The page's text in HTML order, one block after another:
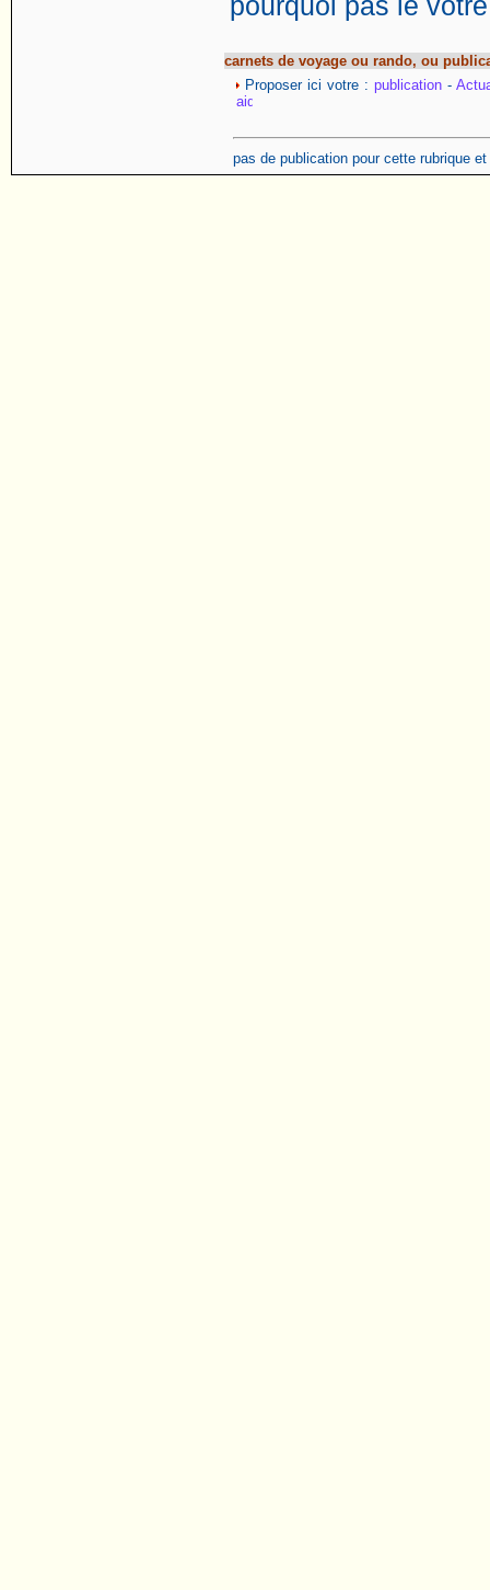
pourquoi pas le
carnets de voyage ou rando, ou
Proposer ici votre :publication -
pas de publication pour cette rubrique